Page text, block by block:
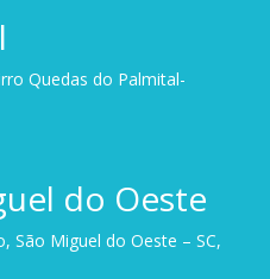
Quedas do Palmital-
do Oeste
São Miguel do Oeste – SC,